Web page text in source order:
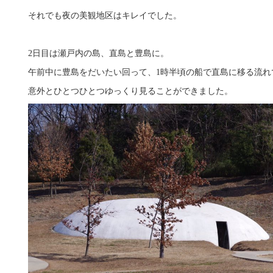
それでも夜の美観地区はキレイでした。
2日目は瀬戸内の島、直島と豊島に。
午前中に豊島をだいたい回って、1時半頃の船で直島に移る流
意外とひとつひとつゆっくり見ることができました。